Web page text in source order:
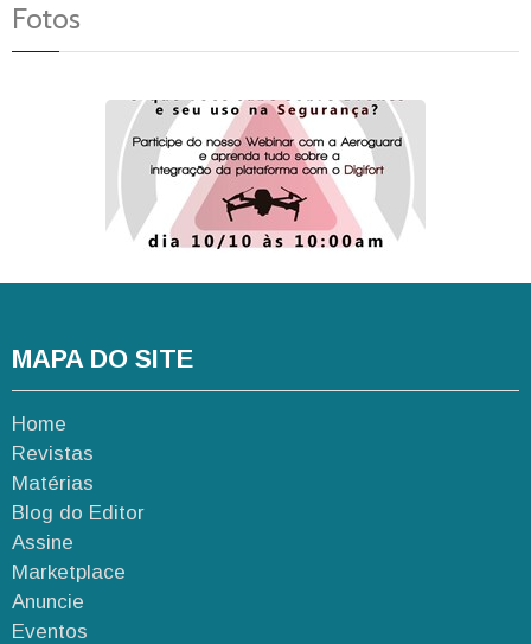
Fotos
MAPA DO SITE
Home
Revistas
Matérias
Blog do Editor
Assine
Marketplace
Anuncie
Eventos